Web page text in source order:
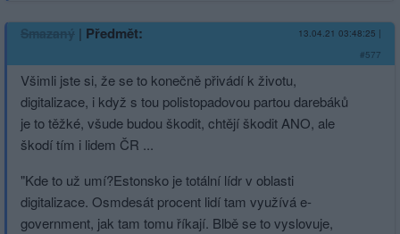
Smazaný | Předmět: 13.04.21 03:48:25 |
#577
Všimli jste si, že se to konečně přivádí k životu,
digitalizace, i když s tou polistopadovou partou darebáků
je to těžké, všude budou škodit, chtějí škodit ANO, ale
škodí tím i lidem ČR ...
"Kde to už umí?Estonsko je totální lídr v oblasti
digitalizace. Osmdesát procent lidí tam využívá e-
government, jak tam tomu říkají. Blbě se to vyslovuje,